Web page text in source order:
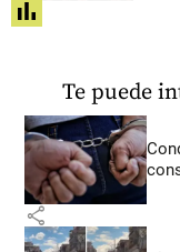
share
Te puede
share